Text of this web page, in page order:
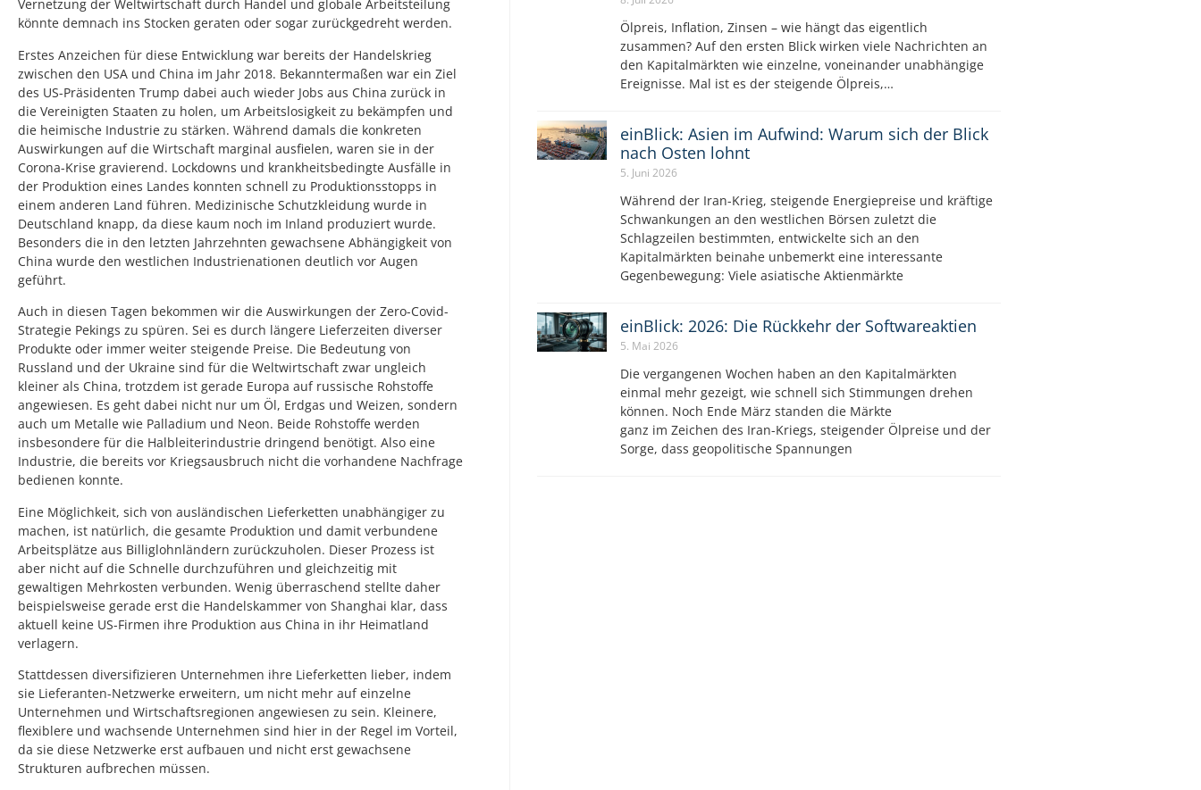
Vernetzung der Weltwirtschaft durch Handel und globale Arbeitsteilung
könnte demnach ins Stocken geraten oder sogar zurückgedreht werden.
Erstes Anzeichen für diese Entwicklung war bereits der Handelskrieg
zwischen den USA und China im Jahr 2018. Bekanntermaßen war ein Ziel
des US-Präsidenten Trump dabei auch wieder Jobs aus China zurück in
die Vereinigten Staaten zu holen, um Arbeitslosigkeit zu bekämpfen und
die heimische Industrie zu stärken. Während damals die konkreten
Auswirkungen auf die Wirtschaft marginal ausfielen, waren sie in der
Corona-Krise gravierend. Lockdowns und krankheitsbedingte Ausfälle in
der Produktion eines Landes konnten schnell zu Produktionsstopps in
einem anderen Land führen. Medizinische Schutzkleidung wurde in
Deutschland knapp, da diese kaum noch im Inland produziert wurde.
Besonders die in den letzten Jahrzehnten gewachsene Abhängigkeit von
China wurde den westlichen Industrienationen deutlich vor Augen
geführt.
Auch in diesen Tagen bekommen wir die Auswirkungen der Zero-Covid-
Strategie Pekings zu spüren. Sei es durch längere Lieferzeiten diverser
Produkte oder immer weiter steigende Preise. Die Bedeutung von
Russland und der Ukraine sind für die Weltwirtschaft zwar ungleich
kleiner als China, trotzdem ist gerade Europa auf russische Rohstoffe
angewiesen. Es geht dabei nicht nur um Öl, Erdgas und Weizen, sondern
auch um Metalle wie Palladium und Neon. Beide Rohstoffe werden
insbesondere für die Halbleiterindustrie dringend benötigt. Also eine
Industrie, die bereits vor Kriegsausbruch nicht die vorhandene Nachfrage
bedienen konnte.
Eine Möglichkeit, sich von ausländischen Lieferketten unabhängiger zu
machen, ist natürlich, die gesamte Produktion und damit verbundene
Arbeitsplätze aus Billiglohnländern zurückzuholen. Dieser Prozess ist
aber nicht auf die Schnelle durchzuführen und gleichzeitig mit
gewaltigen Mehrkosten verbunden. Wenig überraschend stellte daher
beispielsweise gerade erst die Handelskammer von Shanghai klar, dass
aktuell keine US-Firmen ihre Produktion aus China in ihr Heimatland
verlagern.
Stattdessen diversifizieren Unternehmen ihre Lieferketten lieber, indem
sie Lieferanten-Netzwerke erweitern, um nicht mehr auf einzelne
Unternehmen und Wirtschaftsregionen angewiesen zu sein. Kleinere,
flexiblere und wachsende Unternehmen sind hier in der Regel im Vorteil,
da sie diese Netzwerke erst aufbauen und nicht erst gewachsene
Strukturen aufbrechen müssen.
Ölpreis, Inflation, Zinsen – wie hängt das eigentlich
zusammen? Auf den ersten Blick wirken viele Nachrichten an
den Kapitalmärkten wie einzelne, voneinander unabhängige
Ereignisse. Mal ist es der steigende Ölpreis,…
einBlick: Asien im Aufwind: Warum sich der Blick
nach Osten lohnt
5. Juni 2026
Während der Iran-Krieg, steigende Energiepreise und kräftige
Schwankungen an den westlichen Börsen zuletzt die
Schlagzeilen bestimmten, entwickelte sich an den
Kapitalmärkten beinahe unbemerkt eine interessante
Gegenbewegung: Viele asiatische Aktienmärkte
einBlick: 2026: Die Rückkehr der Softwareaktien
5. Mai 2026
Die vergangenen Wochen haben an den Kapitalmärkten
einmal mehr gezeigt, wie schnell sich Stimmungen drehen
können. Noch Ende März standen die Märkte
ganz im Zeichen des Iran-Kriegs, steigender Ölpreise und der
Sorge, dass geopolitische Spannungen